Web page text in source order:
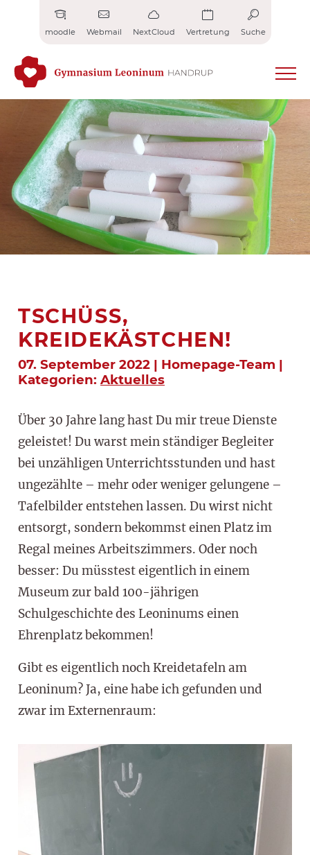
moodle Webmail NextCloud Vertretung Suche
TSCHÜSS,
KREIDEKÄSTCHEN!
07. September 2022 | Homepage-Team |
Kategorien: Aktuelles
Über 30 Jahre lang hast Du mir treue Dienste
geleistet! Du warst mein ständiger Begleiter
bei unzähligen Unterrichtsstunden und hast
ungezählte – mehr oder weniger gelungene –
Tafelbilder entstehen lassen. Du wirst nicht
entsorgt, sondern bekommst einen Platz im
Regal meines Arbeitszimmers. Oder noch
besser: Du müsstest eigentlich in einem
Museum zur bald 100-jährigen
Schulgeschichte des Leoninums einen
Ehrenplatz bekommen!
Gibt es eigentlich noch Kreidetafeln am
Leoninum? Ja, eine habe ich gefunden und
zwar im Externenraum: